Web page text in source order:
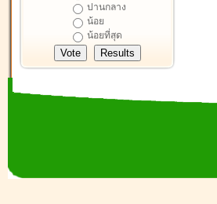
ปานกลาง
น้อย
น้อยที่สุด